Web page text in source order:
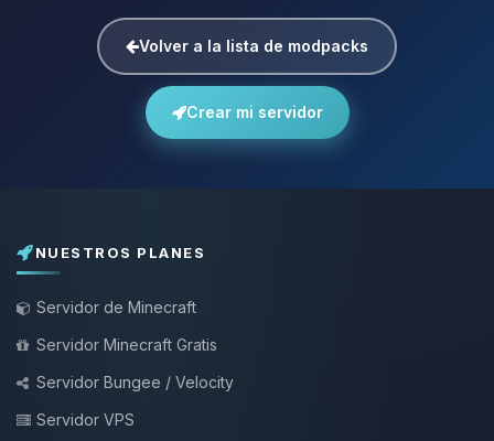
Volver a la lista de modpacks
Crear mi servidor
NUESTROS PLANES
Servidor de Minecraft
Servidor Minecraft Gratis
Servidor Bungee / Velocity
Servidor VPS